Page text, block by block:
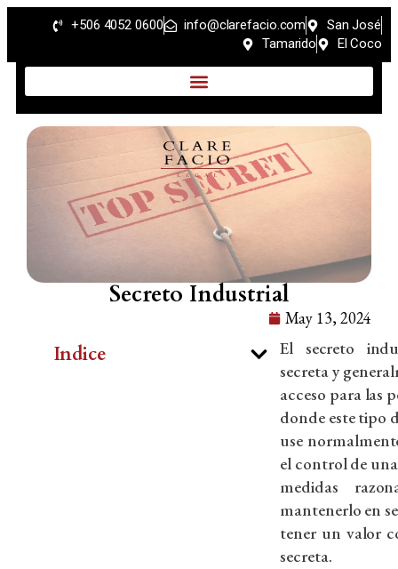
+506 4052 0600 info@clarefacio.com
San José
Tamarido
El Coco
Secreto Industrial
May 13, 2024
Indice
El secreto
secreta y
acceso para las
donde este tipo
use
el control de
medidas
mantenerlo en
tener un valor
secreta.